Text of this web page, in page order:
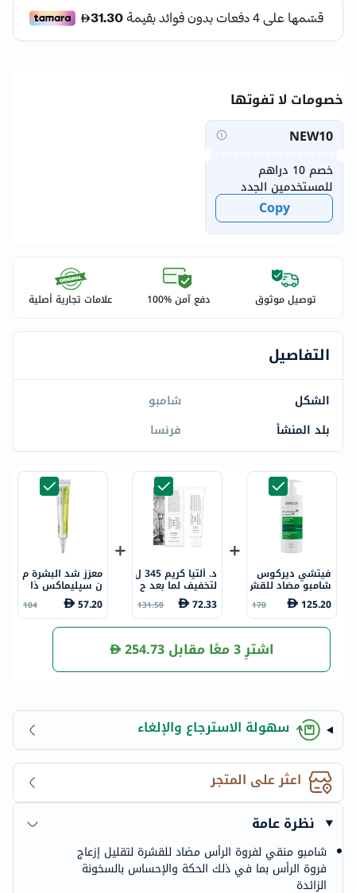
خصومات لا تفوتها
NEW10
خصم 10 دراهم
للمستخدمين الجدد
Copy
توصيل موثوق دفع آمن %100 علامات تجارية أصلية
التفاصيل
الشكل
شامبو
بلد المنشأ
فرنسا
فيتشي ديركوس
شامبو مضاد للقش
رة مع السيلينيوم
دي إس وحمض ال
ساليسيليك لحكة
فروة الرأس والشع
ر العادي إلى الده
125.20
170
د. ألتيا كريم 345 ل
لتخفيف لما بعد ح
ب الشباب 50 مل
72.33
131.50
معزز شد البشرة م
ن سيليماكس ذا
فيتا-أ ريتينال شو
ت، 15 مل
57.20
104
اشترِ 3 معًا مقابل 254.73
سهولة الاسترجاع والإلغاء
اعثر على المتجر
نظرة عامة
شامبو منقي لفروة الرأس مضاد للقشرة لتقليل إزعاج
فروة الرأس بما في ذلك الحكة والإحساس بالسخونة
الزائدة